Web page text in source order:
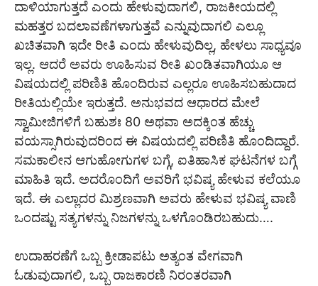
ದಾಳಿಯಾಗುತ್ತದೆ ಎಂದು ಹೇಳುವುದಾಗಲಿ, ರಾಜಕೀಯದಲ್ಲಿ
ಮಹತ್ತರ ಬದಲಾವಣೆಗಳಾಗುತ್ತವೆ ಎನ್ನುವುದಾಗಲಿ ಎಲ್ಲೂ
ಖಚಿತವಾಗಿ ಇದೇ ರೀತಿ ಎಂದು ಹೇಳುವುದಿಲ್ಲ, ಹೇಳಲು ಸಾಧ್ಯವೂ
ಇಲ್ಲ. ಆದರೆ ಅವರು ಊಹಿಸುವ ರೀತಿ ಖಂಡಿತವಾಗಿಯೂ ಆ
ವಿಷಯದಲ್ಲಿ ಪರಿಣಿತಿ ಹೊಂದಿರುವ ಎಲ್ಲರೂ ಊಹಿಸಬಹುದಾದ
ರೀತಿಯಲ್ಲಿಯೇ ಇರುತ್ತದೆ. ಅನುಭವದ ಆಧಾರದ ಮೇಲೆ
ಸ್ವಾಮೀಜಿಗಳಿಗೆ ಬಹುಶಃ 80 ಅಥವಾ ಅದಕ್ಕಿಂತ ಹೆಚ್ಚು
ವಯಸ್ಸಾಗಿರುವುದರಿಂದ ಈ ವಿಷಯದಲ್ಲಿ ಪರಿಣಿತಿ ಹೊಂದಿದ್ದಾರೆ.
ಸಮಕಾಲೀನ ಆಗುಹೋಗುಗಳ ಬಗ್ಗೆ, ಐತಿಹಾಸಿಕ ಘಟನೆಗಳ ಬಗ್ಗೆ
ಮಾಹಿತಿ ಇದೆ. ಅದರೊಂದಿಗೆ ಅವರಿಗೆ ಭವಿಷ್ಯ ಹೇಳುವ ಕಲೆಯೂ
ಇದೆ. ಈ ಎಲ್ಲಾದರ ಮಿಶ್ರಣವಾಗಿ ಅವರು ಹೇಳುವ ಭವಿಷ್ಯ ವಾಣಿ
ಒಂದಷ್ಟು ಸತ್ಯಗಳನ್ನು ನಿಜಗಳನ್ನು ಒಳಗೊಂಡಿರಬಹುದು….
ಉದಾಹರಣೆಗೆ ಒಬ್ಬ ಕ್ರೀಡಾಪಟು ಅತ್ಯಂತ ವೇಗವಾಗಿ
ಓಡುವುದಾಗಲಿ, ಒಬ್ಬ ರಾಜಕಾರಣಿ ನಿರಂತರವಾಗಿ